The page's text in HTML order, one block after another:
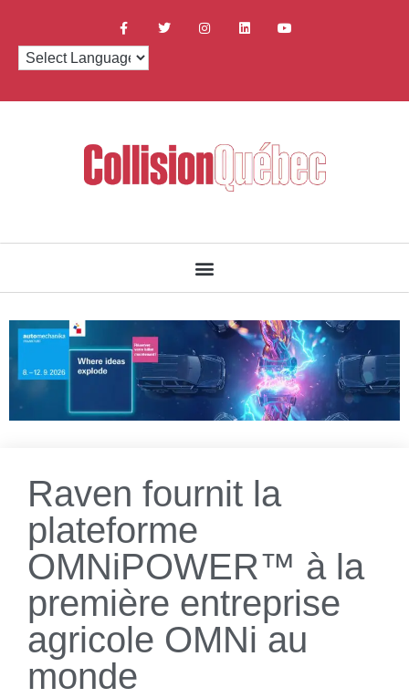
Raven fournit la
plateforme
OMNiPOWER™ à la
première entreprise
agricole OMNi au
monde